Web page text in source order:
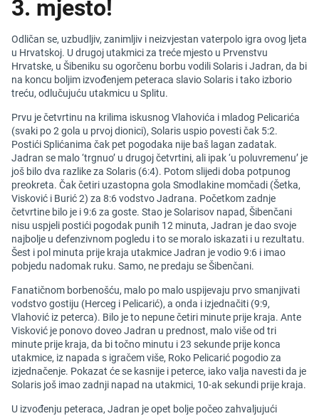
3. mjesto!
Odličan se, uzbudljiv, zanimljiv i neizvjestan vaterpolo igra ovog ljeta
u Hrvatskoj. U drugoj utakmici za treće mjesto u Prvenstvu
Hrvatske, u Šibeniku su ogorčenu borbu vodili Solaris i Jadran, da bi
na koncu boljim izvođenjem peteraca slavio Solaris i tako izborio
treću, odlučujuću utakmicu u Splitu.
Prvu je četvrtinu na krilima iskusnog Vlahovića i mladog Pelicarića
(svaki po 2 gola u prvoj dionici), Solaris uspio povesti čak 5:2.
Postići Splićanima čak pet pogodaka nije baš lagan zadatak.
Jadran se malo ‘trgnuo’ u drugoj četvrtini, ali ipak ‘u poluvremenu’ je
još bilo dva razlike za Solaris (6:4). Potom slijedi doba potpunog
preokreta. Čak četiri uzastopna gola Smodlakine momčadi (Šetka,
Visković i Burić 2) za 8:6 vodstvo Jadrana. Početkom zadnje
četvrtine bilo je i 9:6 za goste. Stao je Solarisov napad, Šibenčani
nisu uspjeli postići pogodak punih 12 minuta, Jadran je dao svoje
najbolje u defenzivnom pogledu i to se moralo iskazati i u rezultatu.
Šest i pol minuta prije kraja utakmice Jadran je vodio 9:6 i imao
pobjedu nadomak ruku. Samo, ne predaju se Šibenčani.
Fanatičnom borbenošću, malo po malo uspijevaju prvo smanjivati
vodstvo gostiju (Herceg i Pelicarić), a onda i izjednačiti (9:9,
Vlahović iz peterca). Bilo je to nepune četiri minute prije kraja. Ante
Visković je ponovo doveo Jadran u prednost, malo više od tri
minute prije kraja, da bi točno minutu i 23 sekunde prije konca
utakmice, iz napada s igračem više, Roko Pelicarić pogodio za
izjednačenje. Pokazat će se kasnije i peterce, iako valja navesti da je
Solaris još imao zadnji napad na utakmici, 10-ak sekundi prije kraja.
U izvođenju peteraca, Jadran je opet bolje počeo zahvaljujući